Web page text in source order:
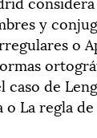
y
o
de
La regla